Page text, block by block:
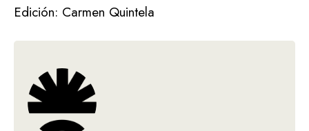
Edición: Carmen Quintela